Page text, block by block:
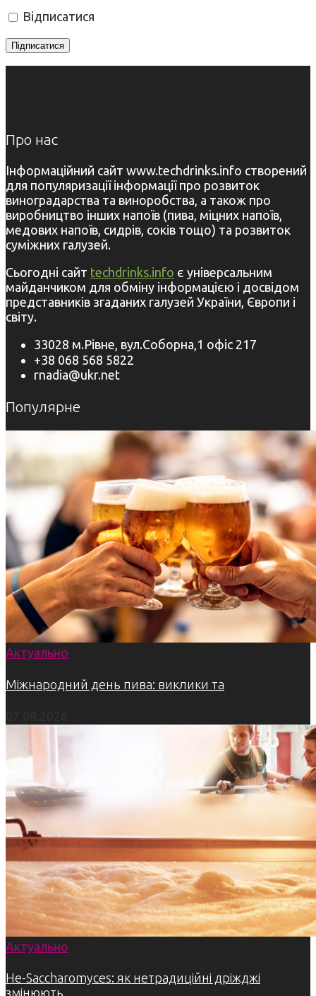
Відписатися
Про нас
Інформаційний сайт www.techdrinks.info створений
для популяризації інформації про розвиток
виноградарства та виноробства, а також про
виробництво інших напоїв (пива, міцних напоїв,
медових напоїв, сидрів, соків тощо) та розвиток
суміжних галузей.
Сьогодні сайт techdrinks.info є універсальним
майданчиком для обміну інформацією і досвідом
представників згаданих галузей України, Європи і
світу.
33028 м.Рівне, вул.Соборна,1 офіс 217
+38 068 568 5822
rnadia@ukr.net
Популярне
Актуально
Міжнародний день пива: виклики та
Актуально
Не-Saccharomyces: як нетрадиційні дріжджі
змінюють